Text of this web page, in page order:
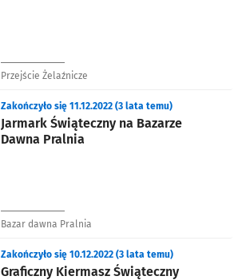
Przejście Żelaźnicze
Jarmark Świąteczny na Bazarze
Dawna Pralnia
Zakończyło się 11.12.2022 (3 lata temu)
Bazar dawna Pralnia
Graficzny Kiermasz Świąteczny
Zakończyło się 10.12.2022 (3 lata temu)